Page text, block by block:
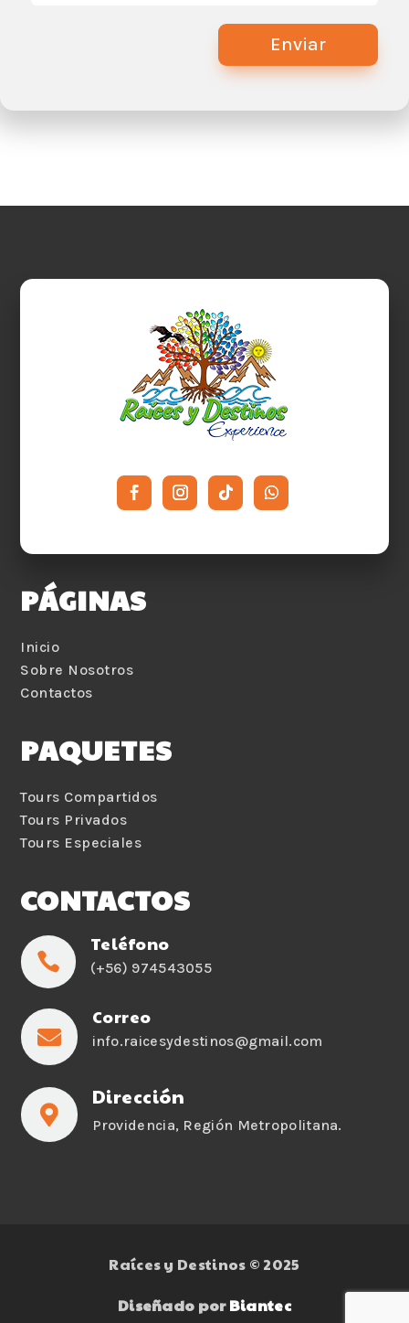
Enviar
PÁGINAS
Inicio
Sobre Nosotros
Contactos
PAQUETES
Tours Compartidos
Tours Privados
Tours Especiales
CONTACTOS

Teléfono
(+56) 974543055

Correo
info.raicesydestinos@gmail.com

Dirección
Providencia, Región Metropolitana.
Raíces y Destinos © 2025
Diseñado porBiantec